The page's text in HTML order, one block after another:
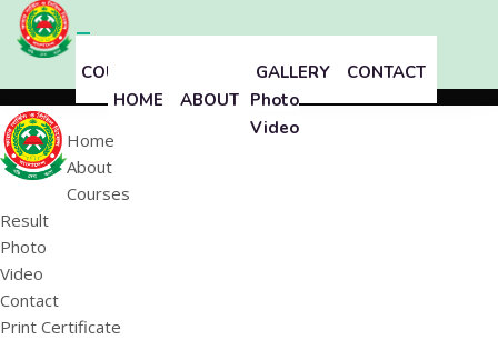
CONTACT
GALLERY
Photo
Video
COURSES
ABOUT
HOME
Home
About
Courses
Result
Photo
Video
Contact
Print Certificate